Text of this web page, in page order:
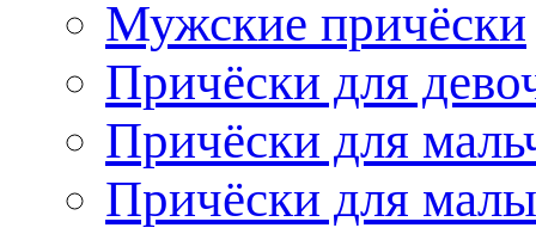
Мужские причёски
Причёски для
Причёски для
Причёски для